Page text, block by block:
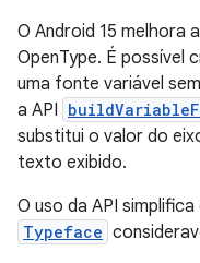
O Android 15 melhora
OpenType. É possível
uma fonte variável
a API
substitui o valor do
texto exibido.
O uso da API
Typeface